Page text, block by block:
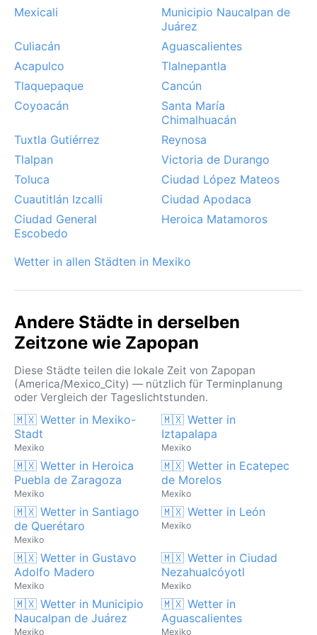
ausgeglichenes Klima – milde Winter und regenreiche,
aber lebendige Sommer prägen den Jahreslauf.
Mexicali
Municipio Naucalpan de
Juárez
Culiacán
Aguascalientes
Acapulco
Tlalnepantla
Tlaquepaque
Cancún
Coyoacán
Santa María
Chimalhuacán
Tuxtla Gutiérrez
Reynosa
Tlalpan
Victoria de Durango
Toluca
Ciudad López Mateos
Cuautitlán Izcalli
Ciudad Apodaca
Ciudad General
Escobedo
Heroica Matamoros
Wetter in allen Städten in Mexiko
Andere Städte in derselben
Zeitzone wie Zapopan
Diese Städte teilen die lokale Zeit von Zapopan
(America/Mexico_City) — nützlich für Terminplanung
oder Vergleich der Tageslichtstunden.
🇲🇽 Wetter in Mexiko-
Stadt
Mexiko
🇲🇽 Wetter in
Iztapalapa
Mexiko
🇲🇽 Wetter in Heroica
Puebla de Zaragoza
Mexiko
🇲🇽 Wetter in Ecatepec
de Morelos
Mexiko
🇲🇽 Wetter in Santiago
de Querétaro
Mexiko
🇲🇽 Wetter in León
Mexiko
🇲🇽 Wetter in Gustavo
Adolfo Madero
Mexiko
🇲🇽 Wetter in Ciudad
Nezahualcóyotl
Mexiko
🇲🇽 Wetter in Municipio
Naucalpan de Juárez
Mexiko
🇲🇽 Wetter in
Aguascalientes
Mexiko